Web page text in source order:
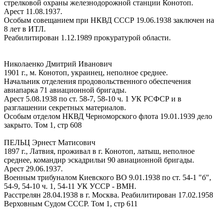
стрелковой охраны железнодорожной станции Конотоп.
Арест 11.08.1937.
Особым совещанием при НКВД СССР 19.06.1938 заключен на
8 лет в ИТЛ.
Реабилитирован 1.12.1989 прокуратурой области.
Николаенко Дмитрий Иванович
1901 г., м. Конотоп, украинец, неполное среднее.
Начальник отделения продовольственного обеспечения
авиапарка 71 авиационной бригады.
Арест 5.08.1938 по ст. 58-7, 58-10 ч. 1 УК РСФСР и в
разглашении секретных материалов.
Особым отделом НКВД Черноморского флота 19.01.1939 дело
закрыто. Том 1, стр 608
ПЕЛЬЦ Эрнест Матисович
1897 г., Латвия, проживал в г. Конотоп, латыш, неполное
среднее, командир эскадрильи 90 авиационной бригады.
Арест 29.06.1937.
Военным трибуналом Киевского ВО 9.01.1938 по ст. 54-1 "б",
54-9, 54-10 ч. 1, 54-11 УК УССР - ВМН.
Расстрелян 28.04.1938 в г. Москва. Реабилитирован 17.02.1958
Верховным Судом СССР. Том 1, стр 611